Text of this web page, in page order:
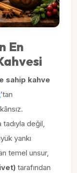
En
sahip kahve
’tan
değil,
yankı
temel unsur,
tarafından